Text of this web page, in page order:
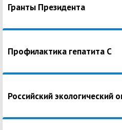
Гранты Президента
Профилактика гепатита С
Российский экологический